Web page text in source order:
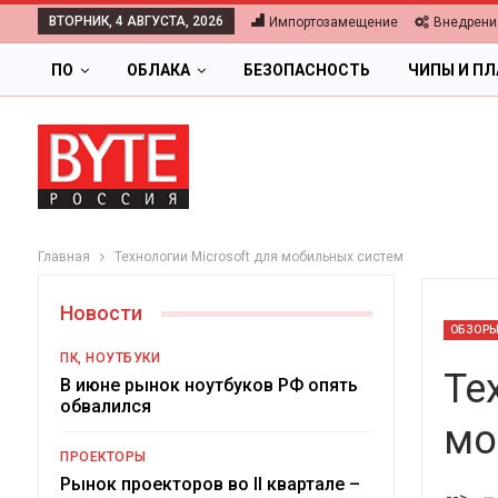
ВТОРНИК, 4 АВГУСТА, 2026 Импортозамещение
ПО ОБЛАКА БЕЗОПАСНОСТЬ ЧИПЫ И
Главная Технологии Microsoft для мобильных систем
ОБЗОРЫ
Новости
ПК, НОУТБУКИ
В июне рынок ноутбуков РФ опять
обвалился
ПРОЕКТОРЫ
Рынок проекторов во II квартале –
Цифровая экономика 2026.